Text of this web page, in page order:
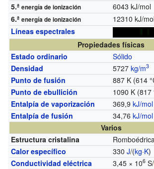
5.ªenergía de ionización
6043 kJ/mol
6.ªenergía de ionización
12310 kJ/
Líneas espectrales
Propiedades físicas
Estado ordinario
Sólido
Densidad
5727kg/m3
Punto de fusión
887 K (614
Punto de ebullición
1090 K (817
Entalpía de vaporización
369,9kJ/mol
Entalpía de fusión
34,76kJ/mol
Varios
Estructura cristalina
Calor específico
330J/(kg·K)
Conductividad eléctrica
3,45 × 106 S/